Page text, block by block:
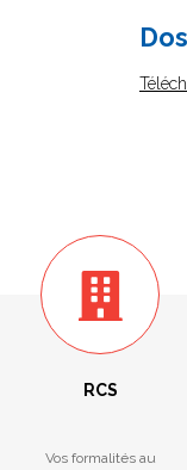
RCS
Vos formalités au